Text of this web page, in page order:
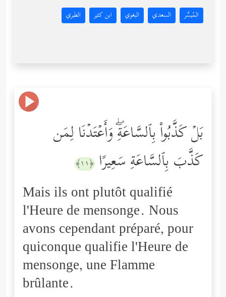
المُيسَّر السعدي البغوي ابن كثير الطبري
بَلۡ كَذَّبُواْ بِٱلسَّاعَةِۖ وَأَعۡتَدۡنَا لِمَن
كَذَّبَ بِٱلسَّاعَةِ سَعِیرًا ﴿١١﴾
Mais ils ont plutôt qualifié
l'Heure de mensonge. Nous
avons cependant préparé, pour
quiconque qualifie l'Heure de
mensonge, une Flamme
brûlante.